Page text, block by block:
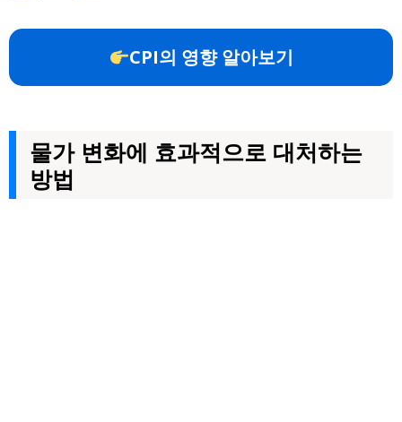
CPI의 영향 알아보기
물가 변화에 효과적으로 대처하는
방법